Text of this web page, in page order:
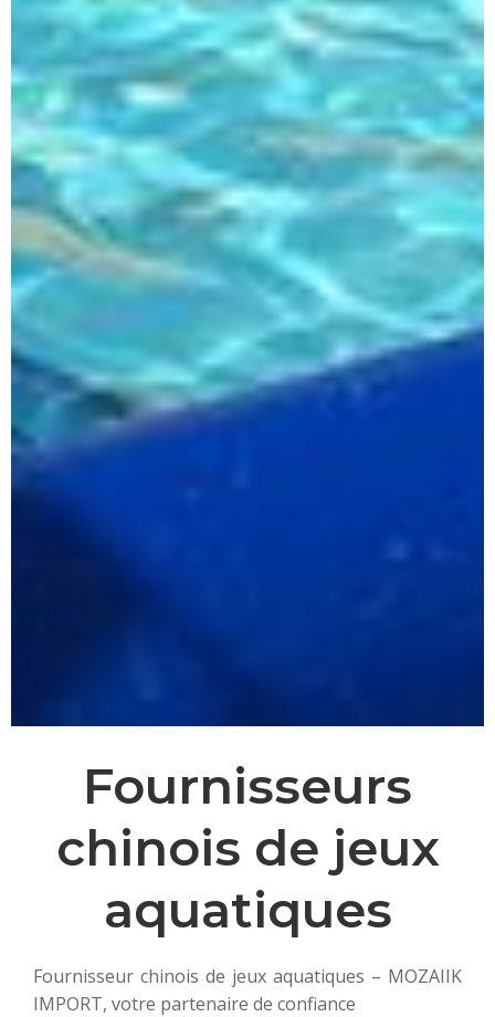
Fournisseurs
chinois de jeux
aquatiques
Fournisseur chinois de jeux aquatiques – MOZAIIK
IMPORT, votre partenaire de confiance